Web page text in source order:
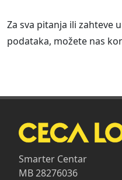
Za sva pitanja ili zahteve
podataka, možete nas
Smarter Centar
MB 28276036